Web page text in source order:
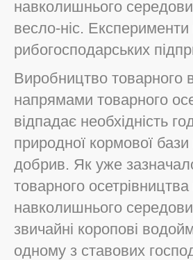
навколишнього
весло-ніс. Експерименти
рибогосподарських
Виробництво товарного
напрямами товарного
відпадає необхідність
природної кормової
добрив. Як уже
товарного
навколишнього
звичайні коропові
одному з ставових